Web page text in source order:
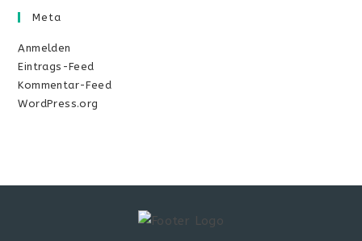
Meta
Anmelden
Eintrags-Feed
Kommentar-Feed
WordPress.org